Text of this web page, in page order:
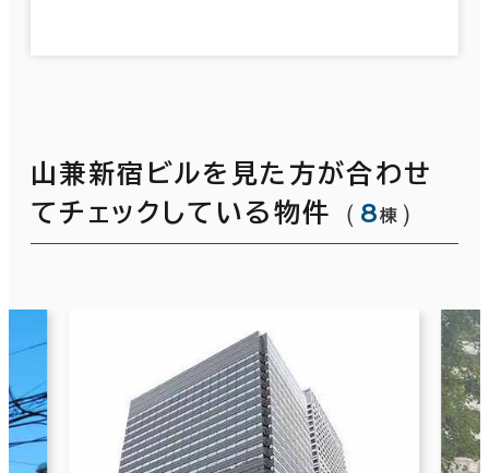
山兼新宿ビルを見た方が合わせ
てチェックしている物件
（ 8棟 ）